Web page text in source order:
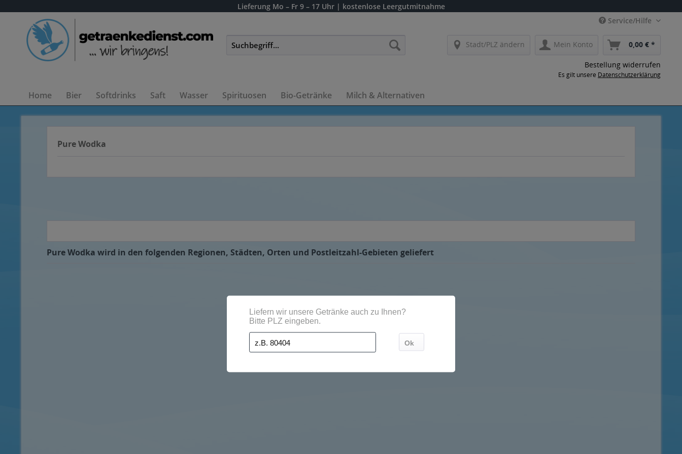
Lieferung Mo – Fr 9 – 17 Uhr | kostenlose Leergutmitnahme
Service/Hilfe
Stadt/PLZ ändern Mein Konto 0,00 € *
Bestellung widerrufen
Es gilt unsere Datenschutzerklärung
Home Bier Softdrinks Saft Wasser Spirituosen Bio-Getränke Milch & Alternativen
Pure Wodka
Pure Wodka wird in den folgenden Regionen, Städten, Orten und Postleitzahl-Gebieten geliefert